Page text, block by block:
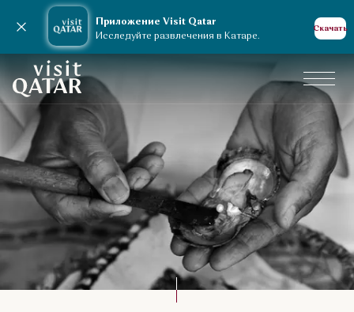
Приложение Visit Qatar
Исследуйте развлечения в Катаре.
Скачать
Закрыть уведомление
VisitQatar Homepage